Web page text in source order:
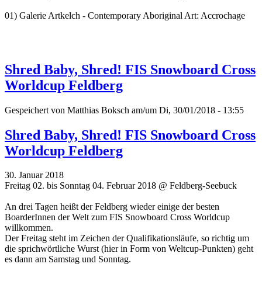
01) Galerie Artkelch - Contemporary Aboriginal Art: Accrochage
Shred Baby, Shred! FIS Snowboard Cross
Worldcup Feldberg
Gespeichert von Matthias Boksch am/um Di, 30/01/2018 - 13:55
Shred Baby, Shred! FIS Snowboard Cross
Worldcup Feldberg
30. Januar 2018
Freitag 02. bis Sonntag 04. Februar 2018 @ Feldberg-Seebuck
An drei Tagen heißt der Feldberg wieder einige der besten
BoarderInnen der Welt zum FIS Snowboard Cross Worldcup
willkommen.
Der Freitag steht im Zeichen der Qualifikationsläufe, so richtig um
die sprichwörtliche Wurst (hier in Form von Weltcup-Punkten) geht
es dann am Samstag und Sonntag.